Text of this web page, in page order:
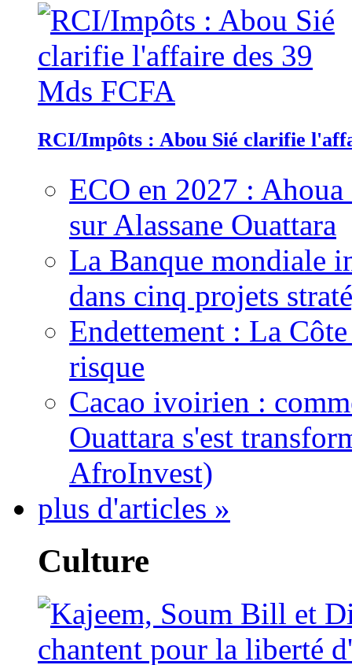
RCI/Impôts : Abou Sié clarifie
ECO en 2027 :
sur Alassane Ouattara
La Banque mondiale
dans cinq projets
Endettement : La
risque
Cacao ivoirien :
Ouattara s'est
AfroInvest)
plus d'articles »
Culture